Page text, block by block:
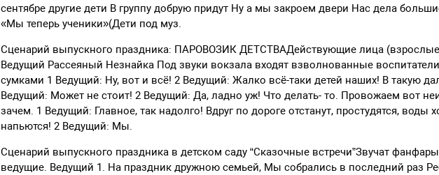
сентябре другие дети В группу добрую придут Ну а мы закроем двери Нас дела
«Мы теперь ученики»(Дети под муз.
Сценарий выпускного праздника: ПАРОВОЗИК ДЕТСТВАДействующие лица
Ведущий Рассеяный Незнайка Под звуки вокзала входят взволнованные
сумками 1 Ведущий: Ну, вот и всё! 2 Ведущий: Жалко всё-таки детей наших! В такую
Ведущий: Может не стоит! 2 Ведущий: Да, ладно уж! Что делать- то. Провожаем вот
зачем. 1 Ведущий: Главное, так надолго! Вдруг по дороге отстанут, простудятся, воды
напьются! 2 Ведущий: Мы.
Сценарий выпускного праздника в детском саду “Сказочные встречи”Звучат
ведущие. Ведущий 1. На праздник дружною семьей, Мы собрались в последний раз